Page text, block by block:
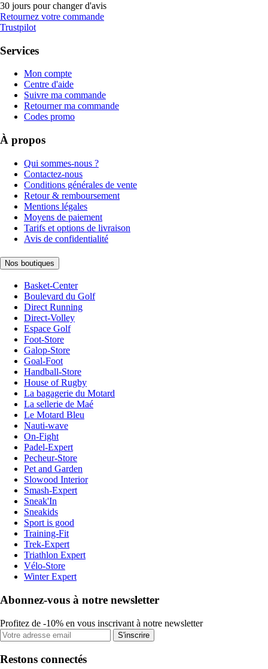
30 jours pour changer d'avis
Retournez votre commande
Trustpilot
Services
Mon compte
Centre d'aide
Suivre ma commande
Retourner ma commande
Codes promo
À propos
Qui sommes-nous ?
Contactez-nous
Conditions générales de vente
Retour & remboursement
Mentions légales
Moyens de paiement
Tarifs et options de livraison
Avis de confidentialité
Nos boutiques
Basket-Center
Boulevard du Golf
Direct Running
Direct-Volley
Espace Golf
Foot-Store
Galop-Store
Goal-Foot
Handball-Store
House of Rugby
La bagagerie du Motard
La sellerie de Maé
Le Motard Bleu
Nauti-wave
On-Fight
Padel-Expert
Pecheur-Store
Pet and Garden
Slowood Interior
Smash-Expert
Sneak'In
Sneakids
Sport is good
Training-Fit
Trek-Expert
Triathlon Expert
Vélo-Store
Winter Expert
Abonnez-vous à notre newsletter
Profitez de -10% en vous inscrivant à notre newsletter
S'inscrire
Restons connectés